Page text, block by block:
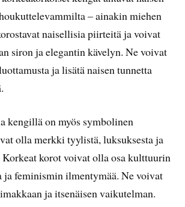
– ainakin miehen
naisellisia piirteitä ja voivat
siron ja elegantin kävelyn. Ne voivat
ja lisätä naisen tunnetta
kengillä on myös symbolinen
olla merkki tyylistä, luksuksesta ja
Korkeat korot voivat olla osa kulttuurin
ja feminismin ilmentymää. Ne voivat
ja itsenäisen vaikutelman.